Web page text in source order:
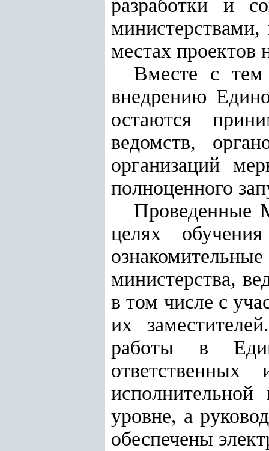
разработки и
местах проектов
Вместе с тем
внедрению
остаются
ведомств,
организаций
полноценного
Проведенные
целях
министерства,
в том числе с
их
работы в
ответственных
уровне, а
обеспечены